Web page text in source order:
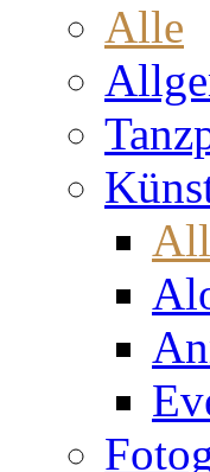
Alle